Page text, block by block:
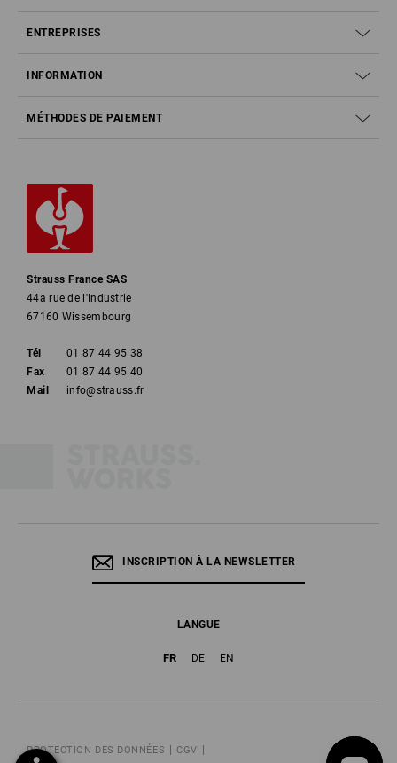
ENTREPRISES
INFORMATION
MÉTHODES DE PAIEMENT
Strauss France SAS
44a rue de l'Industrie
67160 Wissembourg
Tél
01 87 44 95 38
Fax
01 87 44 95 40
Mail
info@strauss.fr
INSCRIPTION À LA NEWSLETTER
LANGUE
FR DE EN
PROTECTION DES DONNÉES CGV